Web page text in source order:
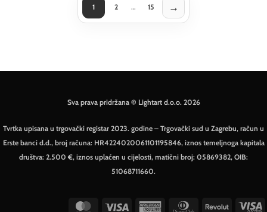
1 2 … 15 →Sljedeća stranica
Sva prava pridržana © Lightart d.o.o. 2026
Tvrtka upisana u trgovački registar 2023. godine – Trgovački sud u Zagrebu, račun u
Erste banci d.d., broj računa: HR4224020061101195846, iznos temeljnoga kapitala
društva: 2.500 €, iznos uplaćen u cijelosti, matični broj: 05869382, OIB:
51068711660.
MasterCardVisa American Dinners Revolut